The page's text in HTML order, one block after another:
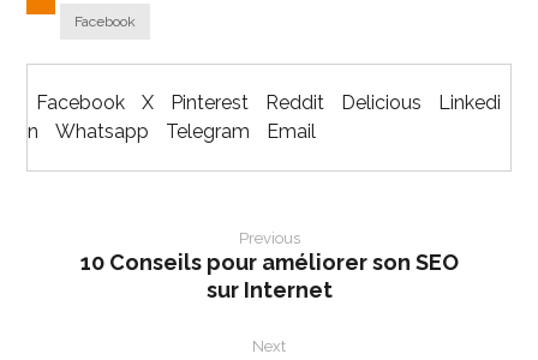
Facebook
Facebook X Pinterest Reddit Delicious
Linkedi
n
Whatsapp Telegram Email
Previous
10 Conseils pour améliorer son SEO
sur Internet
Next